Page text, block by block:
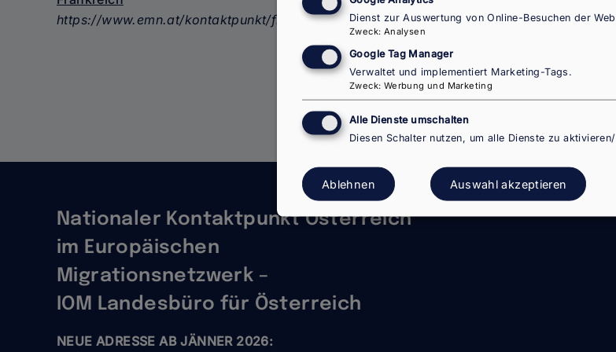
https://www.emn.at/kontaktpunkt/frankreich
non-
pages
Nationaler Kontaktpunkt Österreich
im Europäischen
Migrationsnetzwerk –
IOM Landesbüro für Österreich
NEUE ADRESSE AB JÄNNER 2026:
Dienst zur Auswertung von Online-Besuchen der
Zweck: Analysen
Google Tag Manager
Verwaltet und implementiert Marketing-Tags.
Zweck: Werbung und Marketing
Alle Dienste umschalten
Diesen Schalter nutzen, um alle Dienste zu
Ablehnen Auswahl akzeptieren